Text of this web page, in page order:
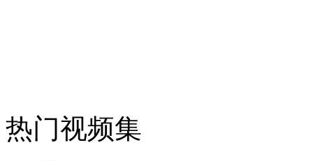
安徽一实载49人客车翻车
热门视频集